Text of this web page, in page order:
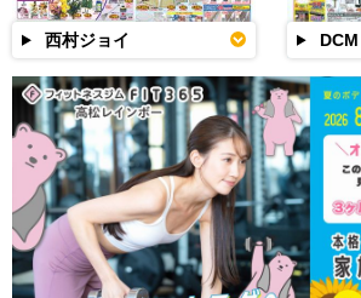
西村ジョイ DCM